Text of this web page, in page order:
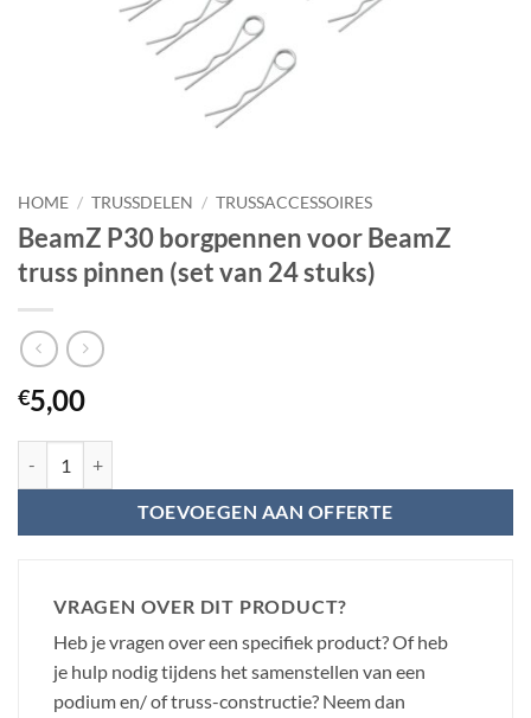
HOME / TRUSSDELEN / TRUSSACCESSOIRES
BeamZ P30 borgpennen voor BeamZ
truss pinnen (set van 24 stuks)
€5,00
TOEVOEGEN AAN OFFERTE
VRAGEN OVER DIT PRODUCT?
Heb je vragen over een specifiek product? Of heb
je hulp nodig tijdens het samenstellen van een
podium en/ of truss-constructie? Neem dan